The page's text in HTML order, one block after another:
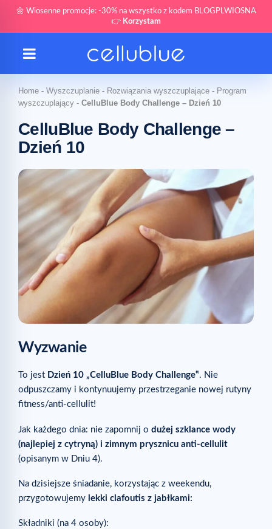
🌼 Wiosenne promocje: -30% na wszystko z kodem BLOGPLWIOSNA
👉 Korzystam
Home - Wyszczuplanie - Rozwiązania wyszczuplające - Program
wyszczuplający - CelluBlue Body Challenge – Dzień 10
CelluBlue Body Challenge –
Dzień 10
Wyzwanie
To jest Dzień 10 „CelluBlue Body Challenge‟. Nie
odpuszczamy i kontynuujemy przestrzeganie nowej rutyny
fitness/anti-cellulit!
Jak każdego dnia: nie zapomnij o dużej szklance wody
(najlepiej z cytryną) i zimnym prysznicu anti-cellulit
(opisanym w Dniu 4).
Na dzisiejsze śniadanie, korzystając z weekendu,
przygotowujemy lekki clafoutis z jabłkami:
Składniki (na 4 osoby):